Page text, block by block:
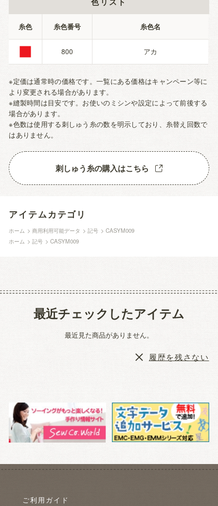
糸色 糸色番号 糸色名
■ 800 アカ
※定価は通常時の価格です。一覧にある価格はキャンペーン等に
より変更される場合があります。
※縫製時間は目安です。お使いのミシンや設定によって前後する
場合があります。
※色数は使用する刺しゅう糸の数を明示しており、糸替え回数で
はありません。
刺しゅう糸の購入はこちら
アイテムカテゴリ
ホーム >商用利用可能データ >記号 >CASYM009
ホーム >記号 >CASYM009
最近チェックしたアイテム
最近見た商品がありません。
履歴を残さない
ご利用ガイド